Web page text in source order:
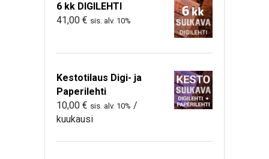
6 kk DIGILEHTI
41,00 € sis. alv. 10%
Kestotilaus Digi- ja
Paperilehti
10,00 € sis. alv. 10% /
kuukausi